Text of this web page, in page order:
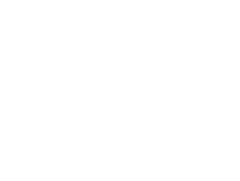
Inhalten
Statistiken oder Kombinationen von